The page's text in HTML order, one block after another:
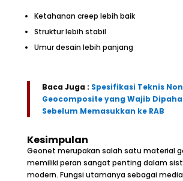
Ketahanan creep lebih baik
Struktur lebih stabil
Umur desain lebih panjang
Baca Juga : Spesifikasi Teknis
Geocomposite yang Wajib
Sebelum Memasukkan ke RAB
Kesimpulan
Geonet merupakan salah satu material
memiliki peran sangat penting dalam
modern. Fungsi utamanya sebagai